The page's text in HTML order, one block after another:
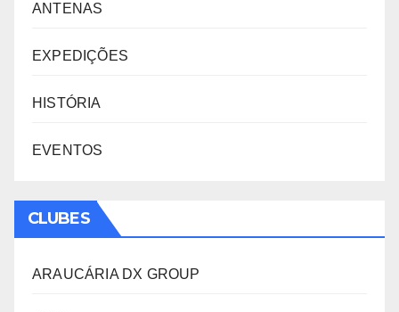
ANTENAS
EXPEDIÇÕES
HISTÓRIA
EVENTOS
CLUBES
ARAUCÁRIA DX GROUP